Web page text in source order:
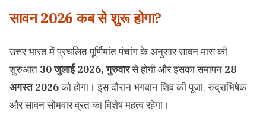
सावन 2026 कब से शुरू होगा?
उत्तर भारत में प्रचलित पूर्णिमांत पंचांग के अनुसार सावन मास की
शुरुआत 30 जुलाई 2026, गुरुवारसे होगी और इसका समापन 28
अगस्त 2026को होगा। इस दौरान भगवान शिव की पूजा, रुद्राभिषेक
और सावन सोमवार व्रत का विशेष महत्व रहेगा।